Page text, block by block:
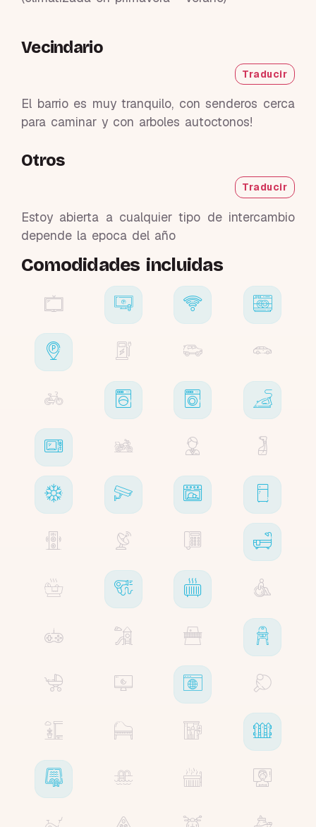
Vecindario
Traducir
El barrio es muy tranquilo, con senderos cerca
para caminar y con arboles autoctonos!
Otros
Traducir
Estoy abierta a cualquier tipo de intercambio
depende la epoca del año
Comodidades incluidas